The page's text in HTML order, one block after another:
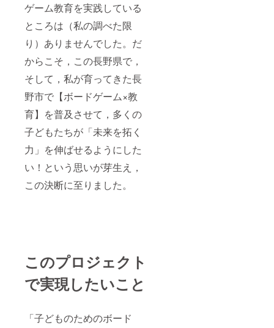
ゲーム教育を実践している
ところは（私の調べた限
り）ありませんでした。だ
からこそ，この長野県で，
そして，私が育ってきた長
野市で【ボードゲーム×教
育】を普及させて，多くの
子どもたちが「未来を拓く
力」を伸ばせるようにした
い！という思いが芽生え，
この決断に至りました。
このプロジェクト
で実現したいこと
「子どものためのボード